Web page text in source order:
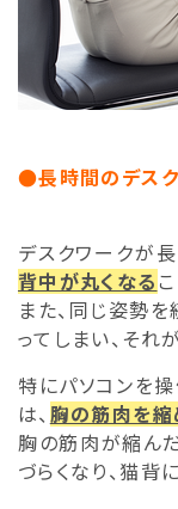
●長時間のデス
デスクワークが
背中が丸くなる
また、同じ姿勢
ってしまい、それ
特にパソコンを
は、 胸の筋肉を縮
胸の筋肉が縮ん
づらくなり、猫背